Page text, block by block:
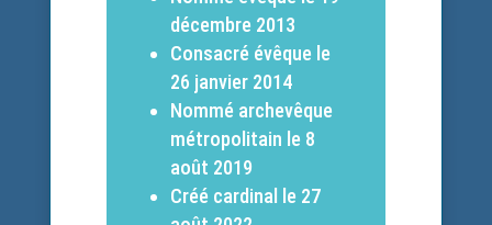
décembre 2013
Consacré évêque le
26 janvier 2014
Nommé archevêque
métropolitain le 8
août 2019
Créé cardinal le 27